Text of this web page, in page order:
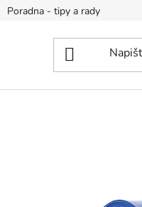
Poradna - tipy a rady